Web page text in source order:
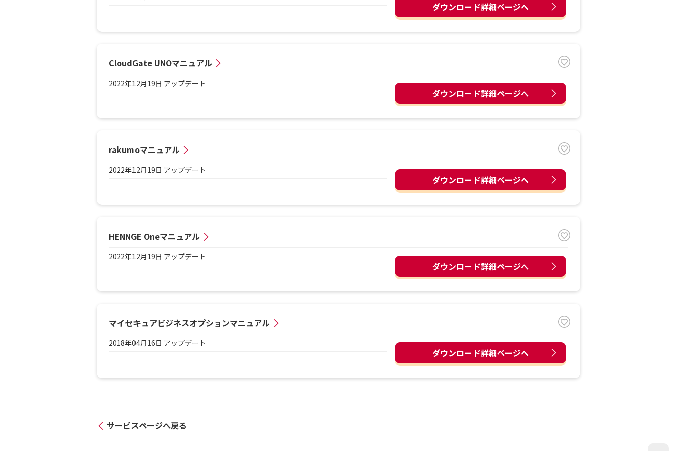
ダウンロード詳細ページへ
CloudGate UNOマニュアル
2022年12月19日 アップデート
ダウンロード詳細ページへ
rakumoマニュアル
2022年12月19日 アップデート
ダウンロード詳細ページへ
HENNGE Oneマニュアル
2022年12月19日 アップデート
ダウンロード詳細ページへ
マイセキュアビジネスオプションマニュアル
2018年04月16日 アップデート
ダウンロード詳細ページへ
サービスページへ戻る